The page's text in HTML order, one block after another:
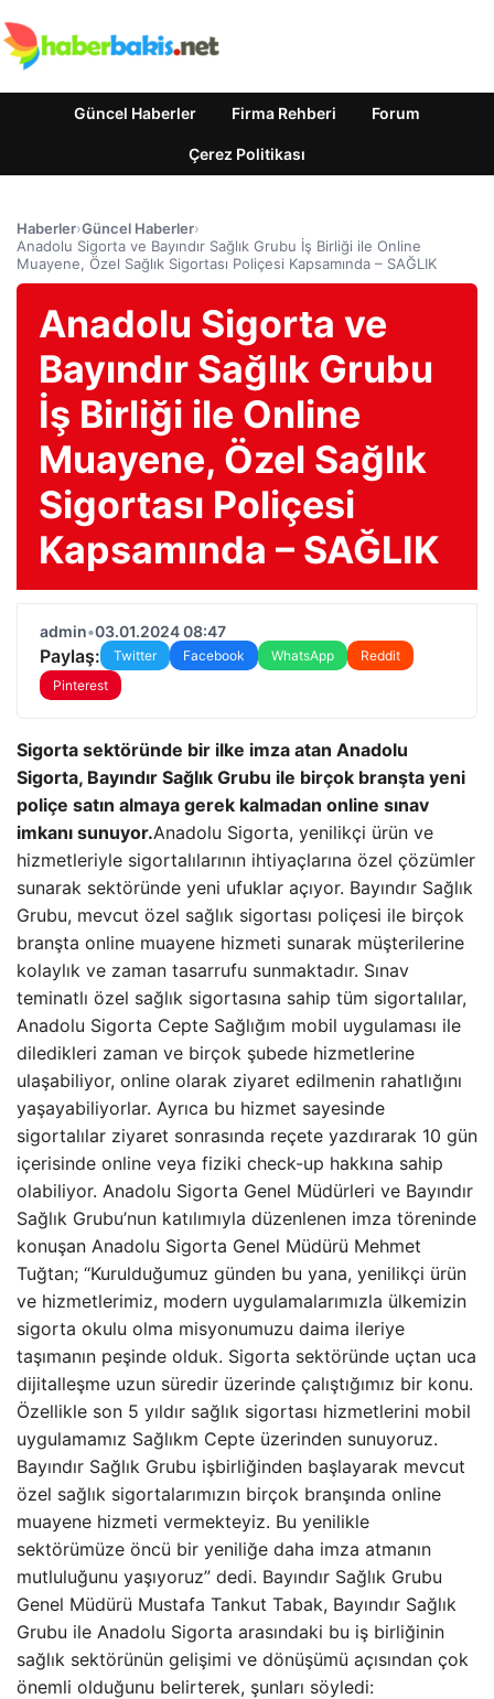
Güncel Haberler Firma Rehberi Forum
Çerez Politikası
Haberler›Güncel Haberler›
Anadolu Sigorta ve Bayındır Sağlık Grubu İş Birliği ile Online
Muayene, Özel Sağlık Sigortası Poliçesi Kapsamında – SAĞLIK
Anadolu Sigorta ve
Bayındır Sağlık Grubu
İş Birliği ile Online
Muayene, Özel Sağlık
Sigortası Poliçesi
Kapsamında – SAĞLIK
admin•03.01.2024 08:47
Paylaş: Twitter Facebook WhatsApp
Reddit
Pinterest
Sigorta sektöründe bir ilke imza atan Anadolu
Sigorta, Bayındır Sağlık Grubu ile birçok branşta yeni
poliçe satın almaya gerek kalmadan online sınav
imkanı sunuyor.Anadolu Sigorta, yenilikçi ürün ve
hizmetleriyle sigortalılarının ihtiyaçlarına özel çözümler
sunarak sektöründe yeni ufuklar açıyor. Bayındır Sağlık
Grubu, mevcut özel sağlık sigortası poliçesi ile birçok
branşta online muayene hizmeti sunarak müşterilerine
kolaylık ve zaman tasarrufu sunmaktadır. Sınav
teminatlı özel sağlık sigortasına sahip tüm sigortalılar,
Anadolu Sigorta Cepte Sağlığım mobil uygulaması ile
diledikleri zaman ve birçok şubede hizmetlerine
ulaşabiliyor, online olarak ziyaret edilmenin rahatlığını
yaşayabiliyorlar. Ayrıca bu hizmet sayesinde
sigortalılar ziyaret sonrasında reçete yazdırarak 10 gün
içerisinde online veya fiziki check-up hakkına sahip
olabiliyor. Anadolu Sigorta Genel Müdürleri ve Bayındır
Sağlık Grubu’nun katılımıyla düzenlenen imza töreninde
konuşan Anadolu Sigorta Genel Müdürü Mehmet
Tuğtan; “Kurulduğumuz günden bu yana, yenilikçi ürün
ve hizmetlerimiz, modern uygulamalarımızla ülkemizin
sigorta okulu olma misyonumuzu daima ileriye
taşımanın peşinde olduk. Sigorta sektöründe uçtan uca
dijitalleşme uzun süredir üzerinde çalıştığımız bir konu.
Özellikle son 5 yıldır sağlık sigortası hizmetlerini mobil
uygulamamız Sağlıkm Cepte üzerinden sunuyoruz.
Bayındır Sağlık Grubu işbirliğinden başlayarak mevcut
özel sağlık sigortalarımızın birçok branşında online
muayene hizmeti vermekteyiz. Bu yenilikle
sektörümüze öncü bir yeniliğe daha imza atmanın
mutluluğunu yaşıyoruz” dedi. Bayındır Sağlık Grubu
Genel Müdürü Mustafa Tankut Tabak, Bayındır Sağlık
Grubu ile Anadolu Sigorta arasındaki bu iş birliğinin
sağlık sektörünün gelişimi ve dönüşümü açısından çok
önemli olduğunu belirterek, şunları söyledi: